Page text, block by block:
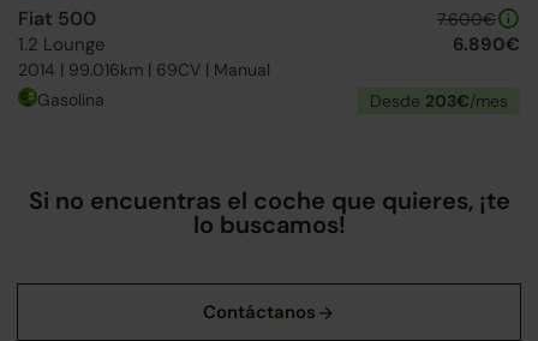
Fiat 500
1.2 Lounge
2014 | 99.016km | 69CV | Manual
7.600€
6.890€
Gasolina Desde 203€/mes
Si no encuentras el coche que quieres, ¡te
lo buscamos!